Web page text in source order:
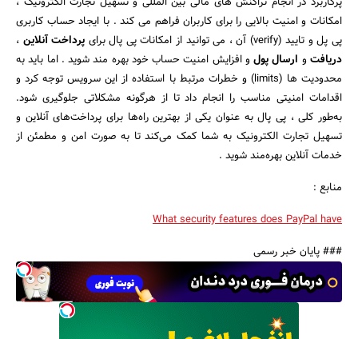
امکانات و امنیت بالایی را برای کاربران فراهم می‌ کند . با ایجاد حساب کاربری
پی پل و تایید (verify) آن ، می‌ توانید از امکانات پی پال برای
پرداخت آنلاین ،
دریافتو ارسال پولو افزایش امنیت حساب خود بهره‌ مند شوید . اما باید به
محدودیت‌ ها (limits) و خطرات مرتبط با استفاده از این سرویس توجه کرد و
اقدامات امنیتی مناسب را انجام داد تا از هرگونه مشکلاتی جلوگیری شود.
به‌طور کلی ، پی پال به عنوان یکی از بهترین راه‌ها برای پرداخت‌های آنلاین و
تسهیل تجارت الکترونیک به شما کمک می‌کند تا به صورت امن و مطمئن از
خدمات آنلاین بهره‌مند شوید .
منابع :
What security features does PayPal have
### پایان خبر رسمی